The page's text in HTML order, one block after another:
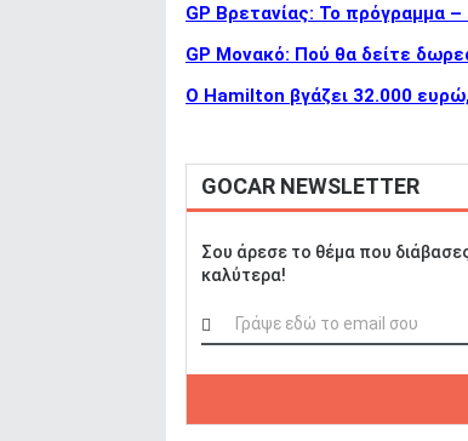
GP Βρετανίας: Το πρόγραμμα
GP Μονακό: Πού θα δείτε
Ο Hamilton βγάζει 32.000 ευρώ,
GOCAR NEWSLETTER
Σου άρεσε το θέμα που
καλύτερα!